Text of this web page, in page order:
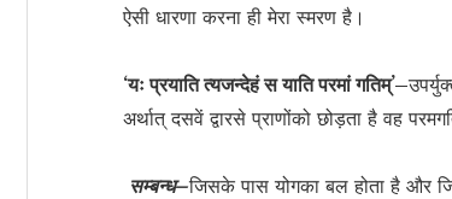
ऐसी धारणा करना ही मेरा स्मरण है।
‘यः प्रयाति त्यजन्देहं स याति परमां गतिम्’–
अर्थात् दसवें द्वारसे प्राणोंको छोड़ता है वह
सम्बन्ध–जिसके पास योगका बल होता है और